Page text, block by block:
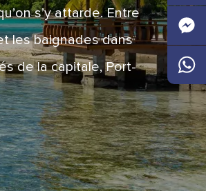
s’y attarde. Entre
les baignades dans
de la capitale, Port-